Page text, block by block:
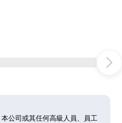
公司或其任何高級人員、員工